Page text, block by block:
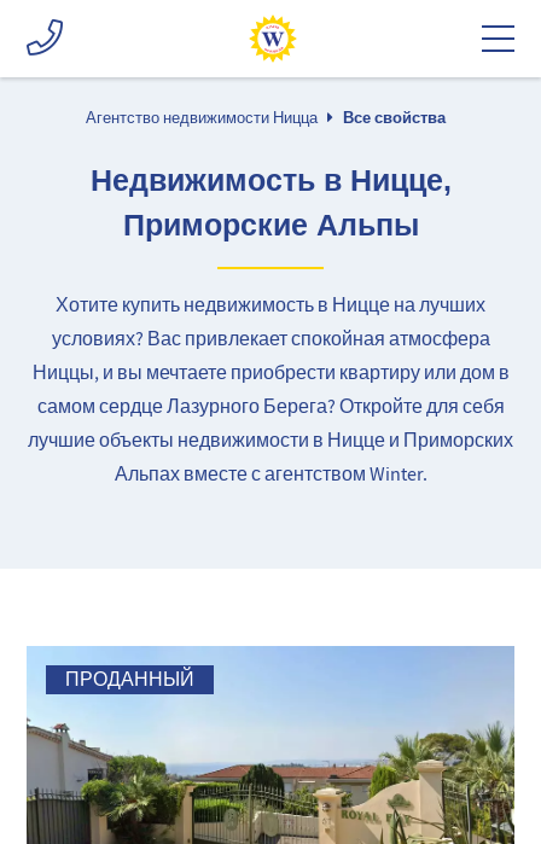
Агентство недвижимости Ницца Все свойства
Недвижимость в Ницце,
Приморские Альпы
Хотите купить недвижимость в Ницце на лучших
условиях? Вас привлекает спокойная атмосфера
Ниццы, и вы мечтаете приобрести квартиру или дом в
самом сердце Лазурного Берега? Откройте для себя
лучшие объекты недвижимости в Ницце и Приморских
Альпах вместе с агентством Winter.
ПРОДАННЫЙ